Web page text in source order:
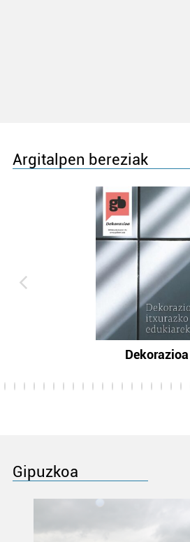
Argitalpen bereziak
Dekorazioa
Gipuzkoa